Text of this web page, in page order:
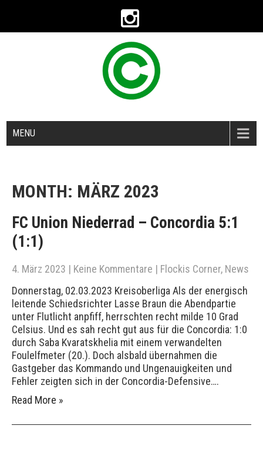
MENU
MONTH: MÄRZ 2023
FC Union Niederrad – Concordia 5:1
(1:1)
4. März 2023 | Keine Kommentare | Flockis Corner, News
Donnerstag, 02.03.2023 Kreisoberliga Als der energisch
leitende Schiedsrichter Lasse Braun die Abendpartie
unter Flutlicht anpfiff, herrschten recht milde 10 Grad
Celsius. Und es sah recht gut aus für die Concordia: 1:0
durch Saba Kvaratskhelia mit einem verwandelten
Foulelfmeter (20.). Doch alsbald übernahmen die
Gastgeber das Kommando und Ungenauigkeiten und
Fehler zeigten sich in der Concordia-Defensive….
Read More »